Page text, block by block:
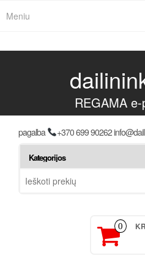
Meniu
REGAMA
pagalba +370 699 90262
0